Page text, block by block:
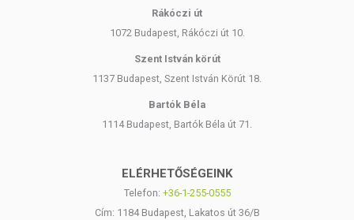
Rákóczi út
1072 Budapest, Rákóczi út 10.
Szent István körút
1137 Budapest, Szent István Körút 18.
Bartók Béla
1114 Budapest, Bartók Béla út 71.
ELÉRHETŐSÉGEINK
Telefon: +36-1-255-0555
Cím: 1184 Budapest, Lakatos út 36/B